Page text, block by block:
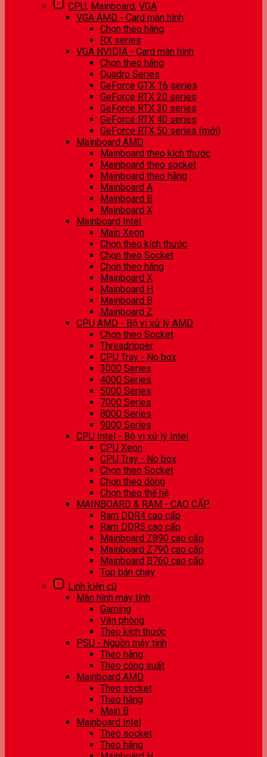
CPU, Mainboard, VGA
VGA AMD - Card màn hình
Chọn theo hãng
RX series
VGA NVIDIA - Card màn hình
Chọn theo hãng
Quadro Series
GeForce GTX 16 series
GeForce RTX 20 series
GeForce RTX 30 series
GeForce RTX 40 series
GeForce RTX 50 series (mới)
Mainboard AMD
Mainboard theo kích thước
Mainboard theo socket
Mainboard theo hãng
Mainboard A
Mainboard B
Mainboard X
Mainboard Intel
Main Xeon
Chọn theo kích thước
Chọn theo Socket
Chọn theo hãng
Mainboard X
Mainboard H
Mainboard B
Mainboard Z
CPU AMD - Bộ vi xử lý AMD
Chọn theo Socket
Threadripper
CPU Tray - No box
3000 Series
4000 Series
5000 Series
7000 Series
8000 Series
9000 Series
CPU Intel - Bộ vi xử lý Intel
CPU Xeon
CPU Tray - No box
Chọn theo Socket
Chọn theo dòng
Chọn theo thế hệ
MAINBOARD & RAM - CAO CẤP
Ram DDR4 cao cấp
Ram DDR5 cao cấp
Mainboard Z890 cao cấp
Mainboard Z790 cao cấp
Mainboard B760 cao cấp
Top bán chạy
Linh kiện cũ
Màn hình máy tính
Gaming
Văn phòng
Theo kích thước
PSU - Nguồn máy tính
Theo hãng
Theo công suất
Mainboard AMD
Theo socket
Theo hãng
Main B
Mainboard Intel
Theo socket
Theo hãng